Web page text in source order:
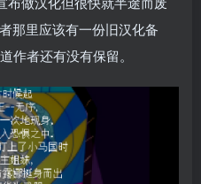
那里应该有一份旧汉化备
作者还有没有保留。